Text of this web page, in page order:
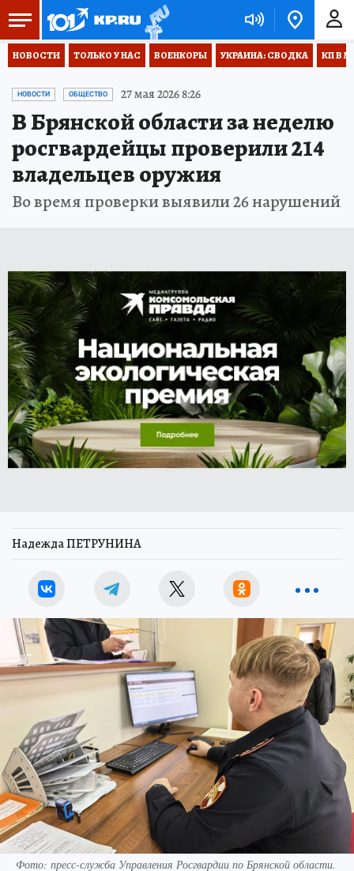
НОВОСТИ ТОЛЬКО У НАС ВОЕНКОРЫ УКРАИНА: СВОДКА КП В
НОВОСТИ ОБЩЕСТВО 27 мая 2026 8:26
В Брянской области за неделю
росгвардейцы проверили 214
владельцев оружия
Во время проверки выявили 26 нарушений
Надежда ПЕТРУНИНА
Фото: пресс-служба Управления Росгвардии по Брянской области.